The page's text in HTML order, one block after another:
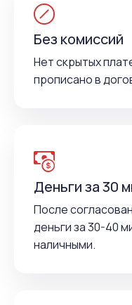
Без комиссий
Нет скрытых
прописано в
Деньги за 30
После
деньги за 30-40
наличными.